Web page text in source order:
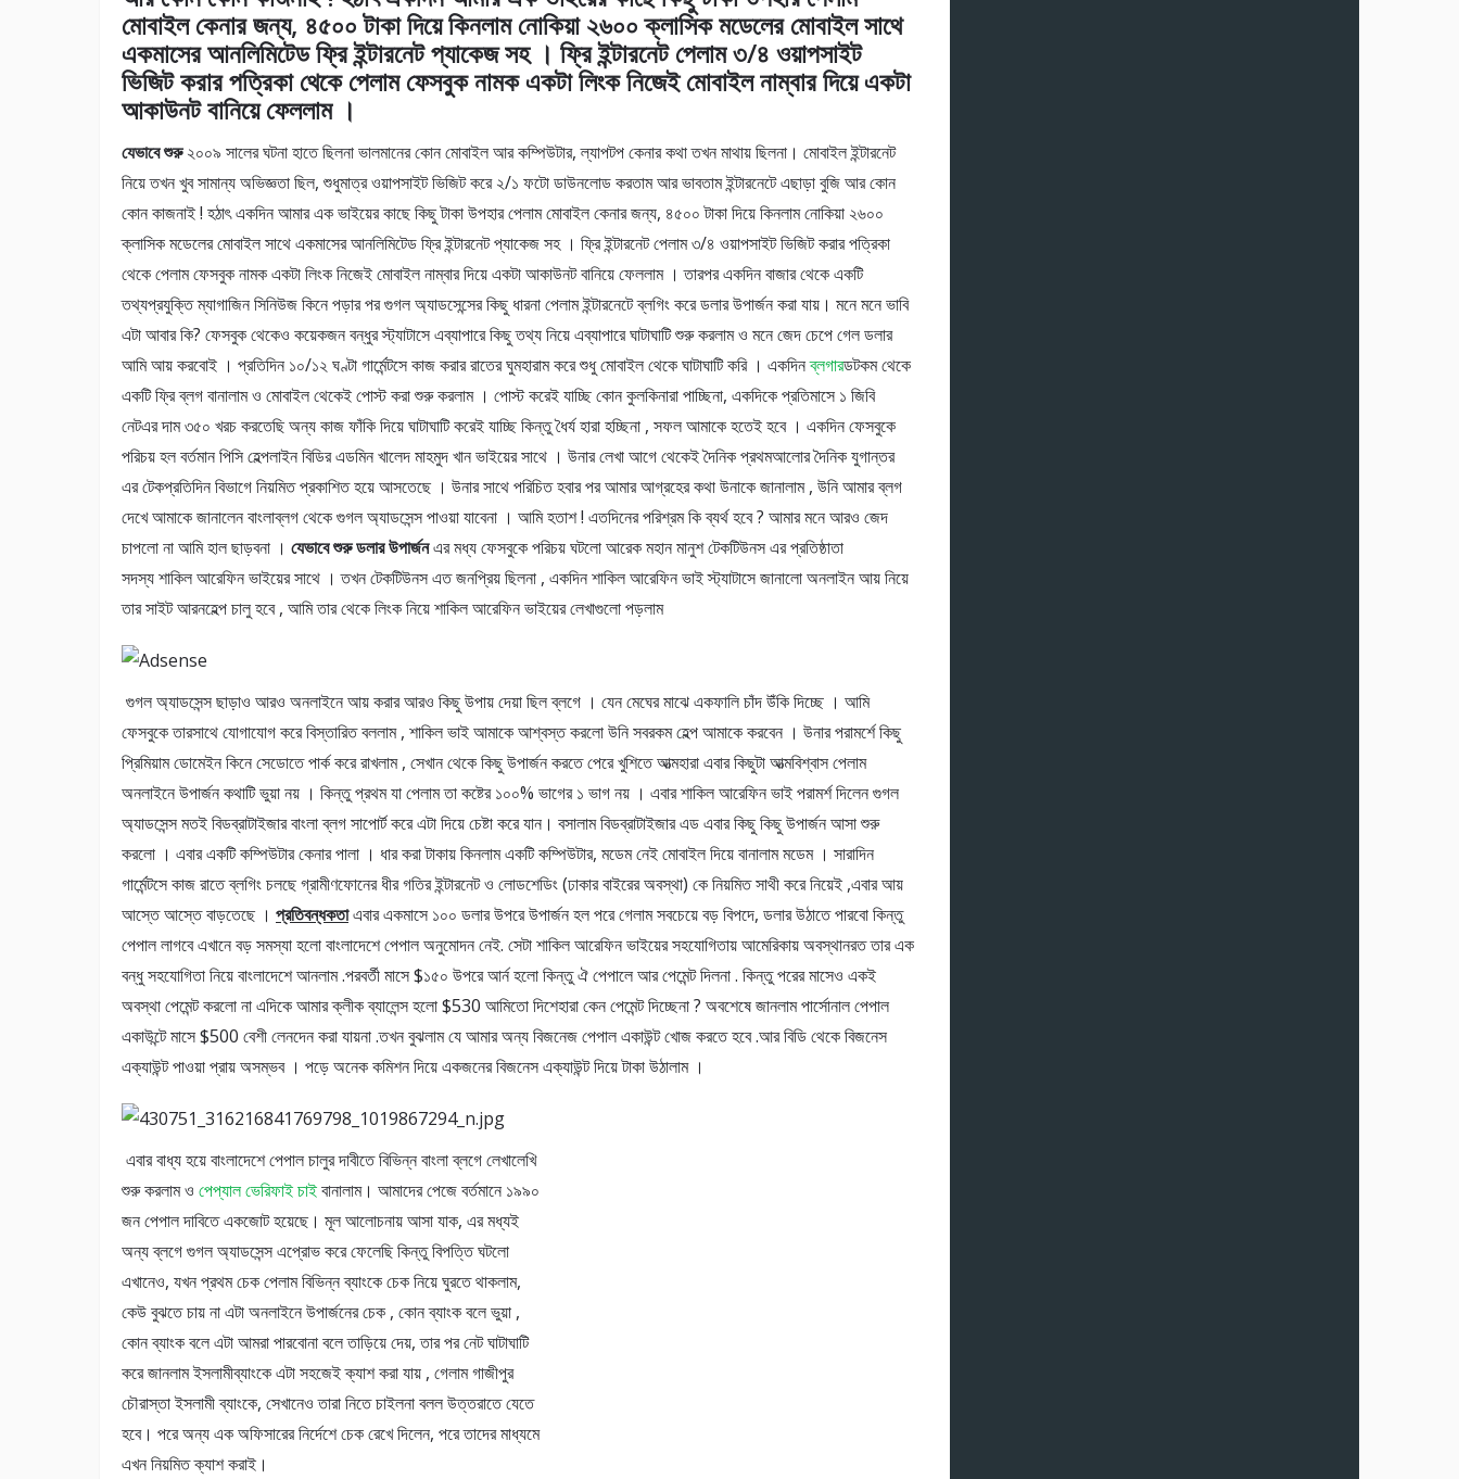
মোবাইল কেনার জন্য, ৪৫০০ টাকা দিয়ে কিনলাম নোকিয়া ২৬০০ ক্লাসিক মডেলের মোবাইল সাথে
একমাসের আনলিমিটেড ফ্রি ইন্টারনেট প্যাকেজ সহ । ফ্রি ইন্টারনেট পেলাম ৩/৪ ওয়াপসাইট
ভিজিট করার পত্রিকা থেকে পেলাম ফেসবুক নামক একটা লিংক নিজেই মোবাইল নাম্বার দিয়ে একটা
আকাউনট বানিয়ে ফেললাম ।
যেভাবে শুরু২০০৯ সালের ঘটনা হাতে ছিলনা ভালমানের কোন মোবাইল আর কম্পিউটার, ল্যাপটপ কেনার কথা তখন মাথায় ছিলনা। মোবাইল ইন্টারনেট
নিয়ে তখন খুব সামান্য অভিজ্ঞতা ছিল, শুধুমাত্র ওয়াপসাইট ভিজিট করে ২/১ ফটো ডাউনলোড করতাম আর ভাবতাম ইন্টারনেটে এছাড়া বুজি আর কোন
কোন কাজনাই ! হঠাৎ একদিন আমার এক ভাইয়ের কাছে কিছু টাকা উপহার পেলাম মোবাইল কেনার জন্য, ৪৫০০ টাকা দিয়ে কিনলাম নোকিয়া ২৬০০
ক্লাসিক মডেলের মোবাইল সাথে একমাসের আনলিমিটেড ফ্রি ইন্টারনেট প্যাকেজ সহ । ফ্রি ইন্টারনেট পেলাম ৩/৪ ওয়াপসাইট ভিজিট করার পত্রিকা
থেকে পেলাম ফেসবুক নামক একটা লিংক নিজেই মোবাইল নাম্বার দিয়ে একটা আকাউনট বানিয়ে ফেললাম । তারপর একদিন বাজার থেকে একটি
তথ্যপ্রযুক্তি ম্যাগাজিন সিনিউজ কিনে পড়ার পর গুগল অ্যাডসেন্সের কিছু ধারনা পেলাম ইন্টারনেটে ব্লগিং করে ডলার উপার্জন করা যায়। মনে মনে ভাবি
এটা আবার কি? ফেসবুক থেকেও কয়েকজন বন্ধুর স্ট্যাটাসে এব্যাপারে কিছু তথ্য নিয়ে এব্যাপারে ঘাটাঘাটি শুরু করলাম ও মনে জেদ চেপে গেল ডলার
আমি আয় করবোই । প্রতিদিন ১০/১২ ঘণ্টা গার্মেন্টসে কাজ করার রাতের ঘুমহারাম করে শুধু মোবাইল থেকে ঘাটাঘাটি করি । একদিনব্লগারডটকম থেকে
একটি ফ্রি ব্লগ বানালাম ও মোবাইল থেকেই পোস্ট করা শুরু করলাম । পোস্ট করেই যাচ্ছি কোন কুলকিনারা পাচ্ছিনা, একদিকে প্রতিমাসে ১ জিবি
নেটএর দাম ৩৫০ খরচ করতেছি অন্য কাজ ফাঁকি দিয়ে ঘাটাঘাটি করেই যাচ্ছি কিন্তু ধৈর্য হারা হচ্ছিনা , সফল আমাকে হতেই হবে । একদিন ফেসবুকে
পরিচয় হল বর্তমান পিসি হেল্পলাইন বিডির এডমিন খালেদ মাহমুদ খান ভাইয়ের সাথে । উনার লেখা আগে থেকেই দৈনিক প্রথমআলোর দৈনিক যুগান্তর
এর টেকপ্রতিদিন বিভাগে নিয়মিত প্রকাশিত হয়ে আসতেছে । উনার সাথে পরিচিত হবার পর আমার আগ্রহের কথা উনাকে জানালাম , উনি আমার ব্লগ
দেখে আমাকে জানালেন বাংলাব্লগ থেকে গুগল অ্যাডসেন্স পাওয়া যাবেনা । আমি হতাশ ! এতদিনের পরিশ্রম কি ব্যর্থ হবে ? আমার মনে আরও জেদ
চাপলো না আমি হাল ছাড়বনা । যেভাবে শুরু ডলার উপার্জনএর মধ্য ফেসবুকে পরিচয় ঘটলো আরেক মহান মানুশ টেকটিউনস এর প্রতিষ্ঠাতা
সদস্য শাকিল আরেফিন ভাইয়ের সাথে । তখন টেকটিউনস এত জনপ্রিয় ছিলনা , একদিন শাকিল আরেফিন ভাই স্ট্যাটাসে জানালো অনলাইন আয় নিয়ে
তার সাইট আরনহেল্প চালু হবে , আমি তার থেকে লিংক নিয়ে শাকিল আরেফিন ভাইয়ের লেখাগুলো পড়লাম
গুগল অ্যাডসেন্স ছাড়াও আরও অনলাইনে আয় করার আরও কিছু উপায় দেয়া ছিল ব্লগে । যেন মেঘের মাঝে একফালি চাঁদ উঁকি দিচ্ছে । আমি
ফেসবুকে তারসাথে যোগাযোগ করে বিস্তারিত বললাম , শাকিল ভাই আমাকে আশ্বস্ত করলো উনি সবরকম হেল্প আমাকে করবেন । উনার পরামর্শে কিছু
প্রিমিয়াম ডোমেইন কিনে সেডোতে পার্ক করে রাখলাম , সেখান থেকে কিছু উপার্জন করতে পেরে খুশিতে আত্মহারা এবার কিছুটা আত্মবিশ্বাস পেলাম
অনলাইনে উপার্জন কথাটি ভুয়া নয় । কিন্তু প্রথম যা পেলাম তা কষ্টের ১০০% ভাগের ১ ভাগ নয় । এবার শাকিল আরেফিন ভাই পরামর্শ দিলেন গুগল
অ্যাডসেন্স মতই বিডব্রাটাইজার বাংলা ব্লগ সাপোর্ট করে এটা দিয়ে চেষ্টা করে যান। বসালাম বিডব্রাটাইজার এড এবার কিছু কিছু উপার্জন আসা শুরু
করলো । এবার একটি কম্পিউটার কেনার পালা । ধার করা টাকায় কিনলাম একটি কম্পিউটার, মডেম নেই মোবাইল দিয়ে বানালাম মডেম । সারাদিন
গার্মেন্টসে কাজ রাতে ব্লগিং চলছে গ্রামীণফোনের ধীর গতির ইন্টারনেট ও লোডশেডিং (ঢাকার বাইরের অবস্থা) কে নিয়মিত সাথী করে নিয়েই ,এবার আয়
আস্তে আস্তে বাড়তেছে । প্রতিবন্ধকতাএবার একমাসে ১০০ ডলার উপরে উপার্জন হল পরে গেলাম সবচেয়ে বড় বিপদে, ডলার উঠাতে পারবো কিন্তু
পেপাল লাগবে এখানে বড় সমস্যা হলো বাংলাদেশে পেপাল অনুমোদন নেই. সেটা শাকিল আরেফিন ভাইয়ের সহযোগিতায় আমেরিকায় অবস্থানরত তার এক
বন্ধু সহযোগিতা নিয়ে বাংলাদেশে আনলাম .পরবর্তী মাসে $১৫০ উপরে আর্ন হলো কিন্তু ঐ পেপালে আর পেমেন্ট দিলনা . কিন্তু পরের মাসেও একই
অবস্থা পেমেন্ট করলো না এদিকে আমার ক্লীক ব্যালেন্স হলো $530 আমিতো দিশেহারা কেন পেমেন্ট দিচ্ছেনা ? অবশেষে জানলাম পার্সোনাল পেপাল
একাউন্টে মাসে $500 বেশী লেনদেন করা যায়না .তখন বুঝলাম যে আমার অন্য বিজনেজ পেপাল একাউন্ট খোজ করতে হবে .আর বিডি থেকে বিজনেস
এক্যাউন্ট পাওয়া প্রায় অসম্ভব । পড়ে অনেক কমিশন দিয়ে একজনের বিজনেস এক্যাউন্ট দিয়ে টাকা উঠালাম ।
এবার বাধ্য হয়ে বাংলাদেশে পেপাল চালুর দাবীতে বিভিন্ন বাংলা ব্লগে লেখালেখি
শুরু করলাম ও পেপ্যাল ভেরিফাই চাইবানালাম। আমাদের পেজে বর্তমানে ১৯৯০
জন পেপাল দাবিতে একজোট হয়েছে। মূল আলোচনায় আসা যাক, এর মধ্যই
অন্য ব্লগে গুগল অ্যাডসেন্স এপ্রোভ করে ফেলেছি কিন্তু বিপত্তি ঘটলো
এখানেও, যখন প্রথম চেক পেলাম বিভিন্ন ব্যাংকে চেক নিয়ে ঘুরতে থাকলাম,
কেউ বুঝতে চায় না এটা অনলাইনে উপার্জনের চেক , কোন ব্যাংক বলে ভুয়া ,
কোন ব্যাংক বলে এটা আমরা পারবোনা বলে তাড়িয়ে দেয়, তার পর নেট ঘাটাঘাটি
করে জানলাম ইসলামীব্যাংকে এটা সহজেই ক্যাশ করা যায় , গেলাম গাজীপুর
চৌরাস্তা ইসলামী ব্যাংকে, সেখানেও তারা নিতে চাইলনা বলল উত্তরাতে যেতে
হবে। পরে অন্য এক অফিসারের নির্দেশে চেক রেখে দিলেন, পরে তাদের মাধ্যমে
এখন নিয়মিত ক্যাশ করাই।